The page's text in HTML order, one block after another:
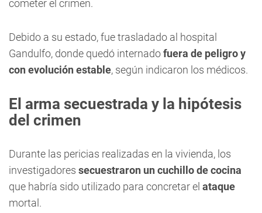
cometer el crimen.
Debido a su estado, fue trasladado al hospital
Gandulfo, donde quedó internadofuera de peligro y
con evolución estable, según indicaron los médicos.
El arma secuestrada y la hipótesis
del crimen
Durante las pericias realizadas en la vivienda, los
investigadores secuestraron un cuchillo de cocina
que habría sido utilizado para concretar el ataque
mortal.